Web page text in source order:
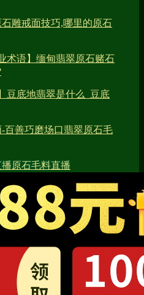
雕戒面技巧,哪里的原石
术语】缅甸翡翠原石赌石
豆底地翡翠是什么_豆底
百善巧磨场口翡翠原石毛
原石毛料直播